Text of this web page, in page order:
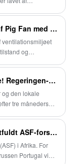
Hvad er de specifikke anvendelser af Pig Fan med AC-motor?
​​ventilationsmiljøet
og
Årlig planproduktion på 50.000 grise! Regeringen-virksomhedssamarbejdet sorte svineavlsbase er officielt sat i drift.
den lokale
tre måneders
Fødelinje med stor diameter: Et kraftfuldt ASF-forsvarsværktøj importeret fra Europa
i Afrika. For
Portugal via